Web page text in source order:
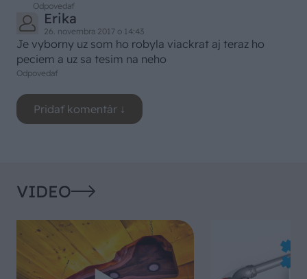
Odpovedať
Erika
26. novembra 2017 o 14:43
Je vyborny uz som ho robyla viackrat aj teraz ho
peciem a uz sa tesim na neho
Odpovedať
VIDEO